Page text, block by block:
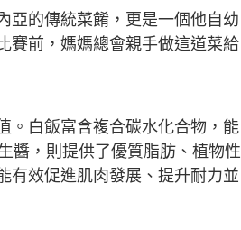
亞的傳統菜餚，更是一個他自幼
賽前，媽媽總會親手做這道菜給
。白飯富含複合碳水化合物，能
，則提供了優質脂肪、植物性
有效促進肌肉發展、提升耐力並